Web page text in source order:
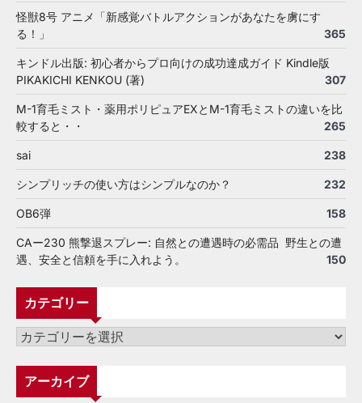
怪獣8号 アニメ「新感覚バトルアクションがあなたを虜にす
る！」
365
キンドル出版: 初心者からプロ向けの成功達成ガイド Kindle版
PIKAKICHI KENKOU (著)
307
M-1育毛ミスト・薬用ポリピュアEXとM-1育毛ミストの違いを比
較すると・・
265
sai 238
シンプリッチの使い方はシンプルなのか？ 232
OB6弾 158
CAー230 熊撃退スプレー: 自然との遭遇時の必需品 野生との遭
遇、安全と信頼を手に入れよう。
150
カテゴリー
カ
ゴ
リ
アーカイブ